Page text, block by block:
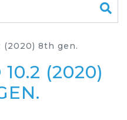
(2020) 8th gen.
(2020)